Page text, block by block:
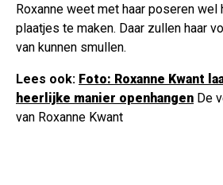
Roxanne weet met haar poseren
plaatjes te maken. Daar zullen haar
van kunnen smullen.
Lees ook: Foto: Roxanne Kwant
heerlijke manier openhangen De
van Roxanne Kwant